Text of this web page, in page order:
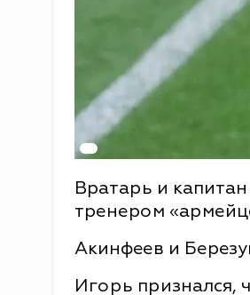
Вратарь и
тренером
Акинфеев и
Игорь признался,